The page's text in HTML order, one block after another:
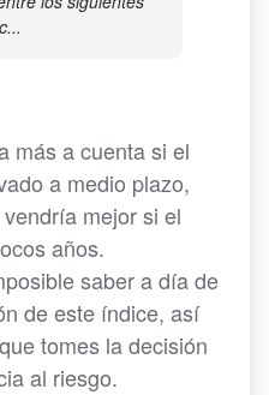
más a cuenta si el
a medio plazo,
mejor si el
años.
saber a día de
de este índice, así
tomes la decisión
al riesgo.